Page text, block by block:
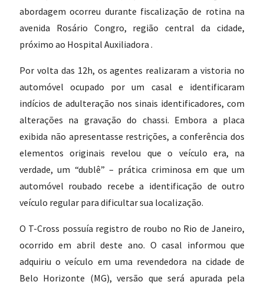
abordagem ocorreu durante fiscalização de rotina na
avenida Rosário Congro, região central da cidade,
próximo ao Hospital Auxiliadora .
Por volta das 12h, os agentes realizaram a vistoria no
automóvel ocupado por um casal e identificaram
indícios de adulteração nos sinais identificadores, com
alterações na gravação do chassi. Embora a placa
exibida não apresentasse restrições, a conferência dos
elementos originais revelou que o veículo era, na
verdade, um “dublê” – prática criminosa em que um
automóvel roubado recebe a identificação de outro
veículo regular para dificultar sua localização.
O T-Cross possuía registro de roubo no Rio de Janeiro,
ocorrido em abril deste ano. O casal informou que
adquiriu o veículo em uma revendedora na cidade de
Belo Horizonte (MG), versão que será apurada pela